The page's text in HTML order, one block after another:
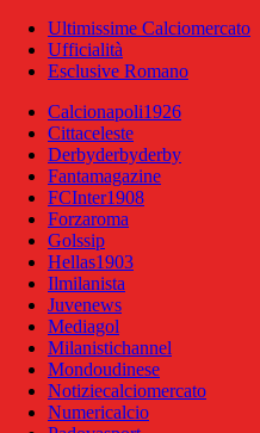
Ultimissime Calciomercato
Ufficialità
Esclusive Romano
Calcionapoli1926
Cittaceleste
Derbyderbyderby
Fantamagazine
FCInter1908
Forzaroma
Golssip
Hellas1903
Ilmilanista
Juvenews
Mediagol
Milanistichannel
Mondoudinese
Notiziecalciomercato
Numericalcio